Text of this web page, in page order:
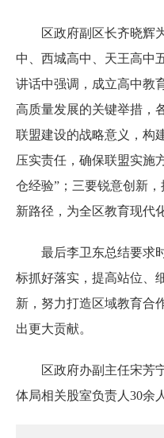
区政府副区长齐晓辉
中、西城高中、天王高中
讲话中强调，成立高中教
高质量发展的关键举措，
联盟建设的战略意义，构
压实责任，确保联盟实施
仓经验”；三要锐意创新
新路径，为全区教育现
最后李卫东总结要求
标抓好落实，提高站位、
新，努力打造区域教育合
出更大贡献。
区政府办副主任宋芳
体局相关股室负责人30余